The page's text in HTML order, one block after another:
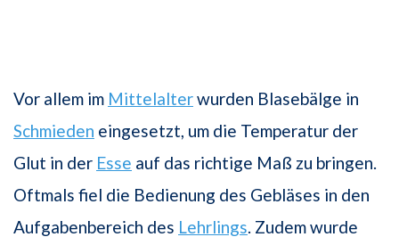
Vor allem im Mittelalterwurden Blasebälge in
Schmieden eingesetzt, um die Temperatur der
Glut in der Esse auf das richtige Maß zu bringen.
Oftmals fiel die Bedienung des Gebläses in den
Aufgabenbereich des Lehrlings. Zudem wurde